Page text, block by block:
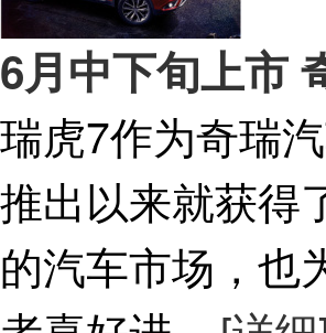
6月中下旬上市
瑞虎7作为奇瑞
推出以来就获得
的汽车市场，也